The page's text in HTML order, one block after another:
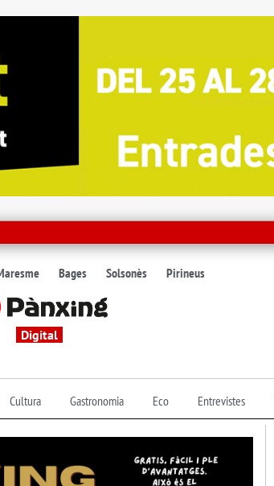
Bages Solsonès Pirineus
Digital
Cultura Gastronomia Eco Entrevistes